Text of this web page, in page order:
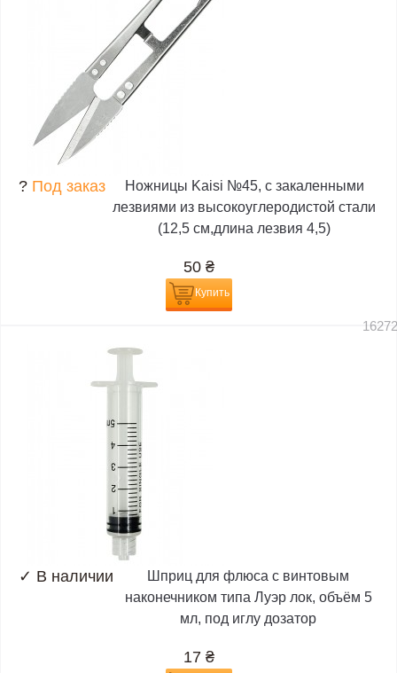
? Под заказ
Ножницы Kaisi №45, с закаленными
лезвиями из высокоуглеродистой стали
(12,5 см,длина лезвия 4,5)
50 ₴
Купить
✓ В наличии
Шприц для флюса с винтовым
наконечником типа Луэр лок, объём 5
мл, под иглу дозатор
17 ₴